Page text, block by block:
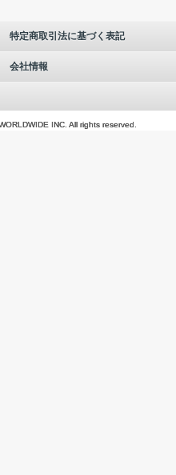
特定商取引法に基づく表記
会社情報
INC. All rights reserved.